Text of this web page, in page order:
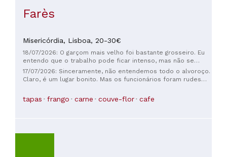
Farès
Misericórdia, Lisboa, 20-30€
18/07/2026: O garçom mais velho foi bastante grosseiro. Eu
entendo que o trabalho pode ficar intenso, mas não se
pode levantar a voz para os clientes.
17/07/2026: Sinceramente, não entendemos todo o alvoroço.
Claro, é um lugar bonito. Mas os funcionários foram rudes
é demais!), a comida era cara e, honestamente, não era lá
essas coisas. O halloumi tinha um gosto residual muito
tapas frango carne couve-flor cafe